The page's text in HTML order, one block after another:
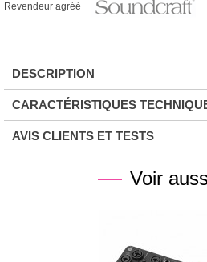
Revendeur agréé
DESCRIPTION
CARACTÉRISTIQUES
AVIS CLIENTS ET TESTS
Voir